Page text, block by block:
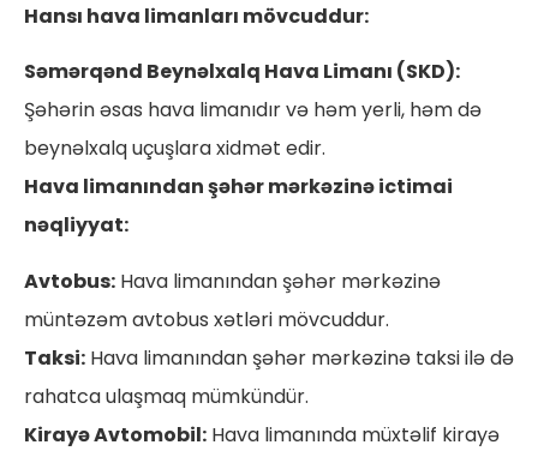
Hansı hava limanları mövcuddur:
Səmərqənd Beynəlxalq Hava Limanı (SKD):
Şəhərin əsas hava limanıdır və həm yerli, həm də
beynəlxalq uçuşlara xidmət edir.
Hava limanından şəhər mərkəzinə ictimai
nəqliyyat:
Avtobus: Hava limanından şəhər mərkəzinə
müntəzəm avtobus xətləri mövcuddur.
Taksi: Hava limanından şəhər mərkəzinə taksi ilə də
rahatca ulaşmaq mümkündür.
Kirayə Avtomobil: Hava limanında müxtəlif kirayə